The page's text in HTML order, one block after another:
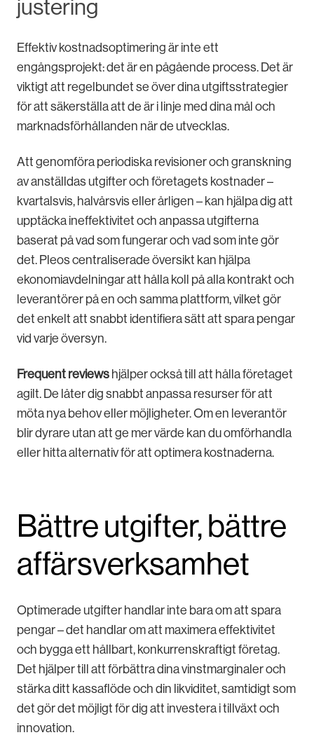
justering
Effektiv kostnadsoptimering är inte ett
engångsprojekt: det är en pågående process. Det är
viktigt att regelbundet se över dina utgiftsstrategier
för att säkerställa att de är i linje med dina mål och
marknadsförhållanden när de utvecklas.
Att genomföra periodiska revisioner och granskning
av anställdas utgifter och företagets kostnader –
kvartalsvis, halvårsvis eller årligen – kan hjälpa dig att
upptäcka ineffektivitet och anpassa utgifterna
baserat på vad som fungerar och vad som inte gör
det. Pleos centraliserade översikt kan hjälpa
ekonomiavdelningar att hålla koll på alla kontrakt och
leverantörer på en och samma plattform, vilket gör
det enkelt att snabbt identifiera sätt att spara pengar
vid varje översyn.
Frequent reviews hjälper också till att hålla företaget
agilt. ​​De låter dig snabbt anpassa resurser för att
möta nya behov eller möjligheter. Om en leverantör
blir dyrare utan att ge mer värde kan du omförhandla
eller hitta alternativ för att optimera kostnaderna.
Bättre utgifter, bättre
affärsverksamhet
Optimerade utgifter handlar inte bara om att spara
pengar – det handlar om att maximera effektivitet
och bygga ett hållbart, konkurrenskraftigt företag.
Det hjälper till att förbättra dina vinstmarginaler och
stärka ditt kassaflöde och din likviditet, samtidigt som
det gör det möjligt för dig att investera i tillväxt och
innovation.